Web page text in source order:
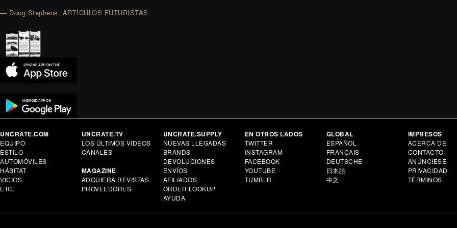
— Doug Stephens, ARTÍCULOS FUTURISTAS
UNCRATE.COM
EQUIPO
ESTILO
AUTOMÓVILES
HÁBITAT
VICIOS
ETC.
UNCRATE.TV
LOS ÚLTIMOS VIDEOS
CANALES
MAGAZINE
ADQUIERA REVISTAS
PROVEEDORES
UNCRATE.SUPPLY
NUEVAS LLEGADAS
BRANDS
DEVOLUCIONES
ENVÍOS
AFILIADOS
ORDER LOOKUP
AYUDA
EN OTROS LADOS
TWITTER
INSTAGRAM
FACEBOOK
YOUTUBE
TUMBLR
GLOBAL
ESPAÑOL
FRANÇAIS
DEUTSCHE
日本語
中文
IMPRESOS
ACERCA DE
CONTACTO
ANÚNCIESE
PRIVACIDAD
TÉRMINOS